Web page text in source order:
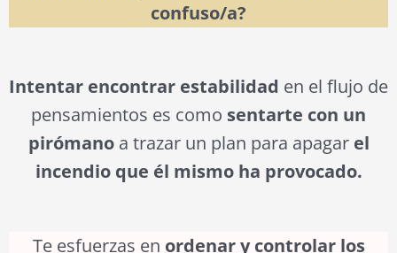
confuso/a?
Intentar encontrar estabilidad en el flujo de
pensamientos es como sentarte con un
pirómanoa trazar un plan para apagar el
incendio que él mismo ha provocado.
Te esfuerzas en ordenar y controlar los